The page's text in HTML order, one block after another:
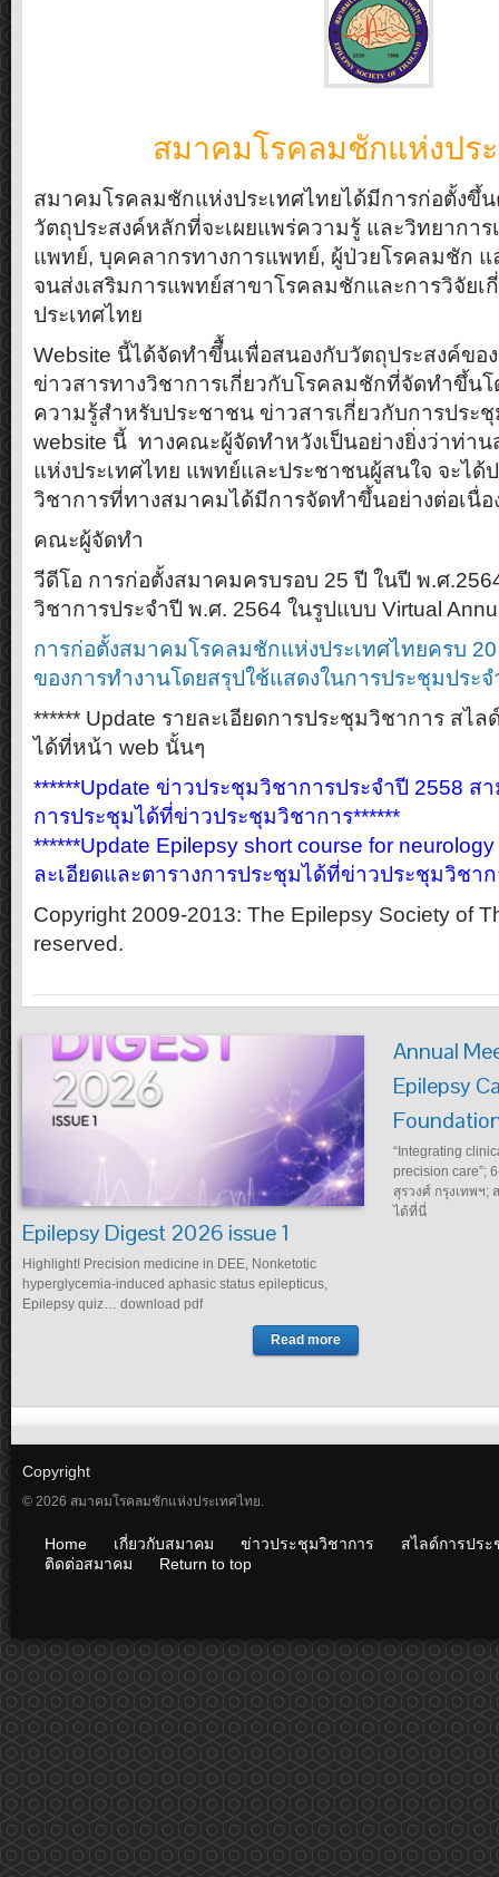
สมาคมโรคลมชักแห่งปร
สมาคมโรคลมชักแห่งประเทศไทยได้มีการก่อตั้งขึ้
วัตถุประสงค์หลักที่จะเผยแพร่ความรู้ และวิทยากา
แพทย์, บุคคลากรทางการแพทย์, ผู้ป่วยโรคลมชัก
จนส่งเสริมการแพทย์สาขาโรคลมชักและการวิจัยเ
ประเทศไทย
Website นี้ได้จัดทำขึื้นเพื่อสนองกับวัตถุประสงค์ขอ
ข่าวสารทางวิชาการเกี่ยวกับโรคลมชักที่จัดทำขึ้น
ความรู้สำหรับประชาชน ข่าวสารเกี่ยวกับการประ
website นี้ ทางคณะผู้จัดทำหวังเป็นอย่างยิ่งว่าท่า
แห่งประเทศไทย แพทย์และประชาชนผู้สนใจ จะได้
วิชาการที่ทางสมาคมได้มีการจัดทำขึ้นอย่างต่อเนื่อ
คณะผู้จัดทำ
วีดีโอ การก่อตั้งสมาคมครบรอบ 25 ปี ในปี พ.ศ
วิชาการประจำปี พ.ศ. 2564 ในรูปแบบ Virtual
การก่อตั้งสมาคมโรคลมชักแห่งประเทศไทยครบ 20
ของการทำงานโดยสรุปใช้แสดงในการประชุมประ
****** Update รายละเอียดการประชุมวิชาการ สไ
ได้ที่หน้า web นั้นๆ
******Update ข่าวประชุมวิชาการประจำปี 2558 ส
การประชุมได้ที่ข่าวประชุมวิชาการ******
******Update Epilepsy short course for
ละเอียดและตารางการประชุมได้ที่ข่าวประชุมวิชาก
Copyright 2009-2013: The Epilepsy Society of
reserved.
Epilepsy Digest 2026 issue 1
Highlight! Precision medicine in DEE, Nonketotic
hyperglycemia-induced aphasic status epilepticus,
Epilepsy quiz… download pdf
Read more
Annual
Epilepsy
“Integrating
precision care”;
สุรวงศ์ กรุงเทพฯ;
ได้ที่นี่
Copyright
© 2026 สมาคมโรคลมชักแห่งประเทศไทย.
Home เกี่ยวกับสมาคม ข่าวประชุมวิชาการ
สไลด์การปร
ติดต่อสมาคม
Return to top